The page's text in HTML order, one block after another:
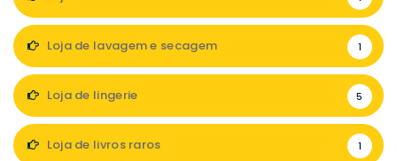
Loja de lavagem e secagem 1
Loja de lingerie 5
Loja de livros raros 1